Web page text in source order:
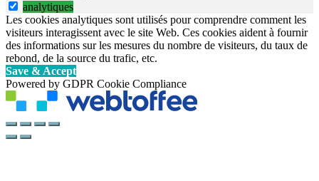
analytiques
Les cookies analytiques sont utilisés pour comprendre comment les
visiteurs interagissent avec le site Web. Ces cookies aident à fournir
des informations sur les mesures du nombre de visiteurs, du taux de
rebond, de la source du trafic, etc.
Save & Accept
Powered by GDPR Cookie Compliance